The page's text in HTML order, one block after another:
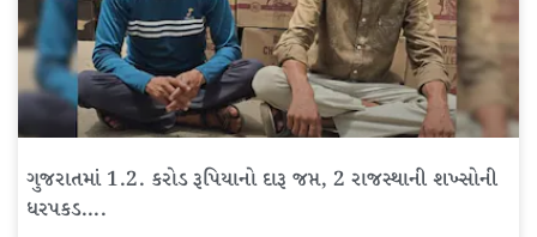
ગુજરાતમાં 1.2. કરોડ રૂપિયાનો દારૂ જપ્ત, 2 રાજસ્થાની શખ્સોની
ધરપકડ….